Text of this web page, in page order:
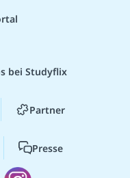
bei Studyflix
Partner
Presse